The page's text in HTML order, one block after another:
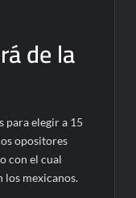
de la
para elegir a 15
opositores
con el cual
los mexicanos.